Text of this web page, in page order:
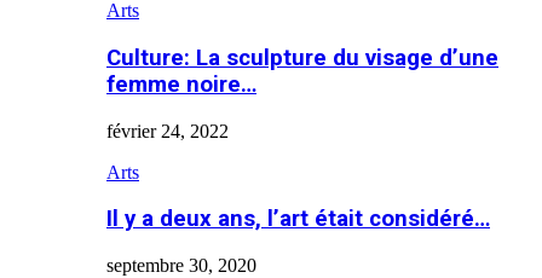
Arts
Culture: La sculpture du visage d’une
femme noire…
février 24, 2022
Arts
Il y a deux ans, l’art était considéré…
septembre 30, 2020